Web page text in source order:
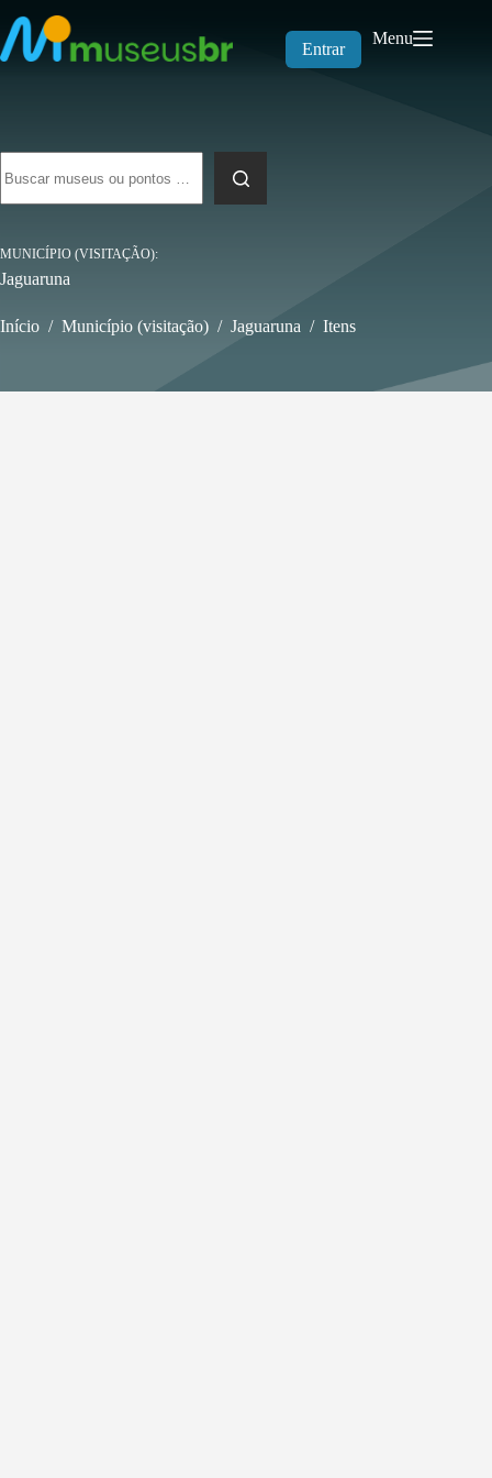
para
o
conteúdo
Entrar
Menu
resultados
MUNICÍPIO (VISITAÇÃO)
Jaguaruna
Início / Município (visitação) / Jaguaruna / Itens